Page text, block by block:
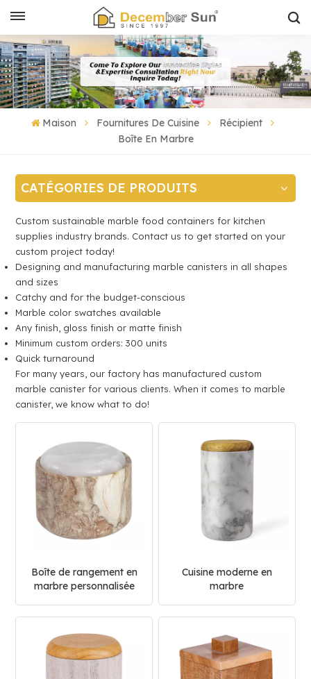
Maison Fournitures De Cuisine
Récipient
Boîte En Marbre
CATÉGORIES DE PRODUITS
Custom sustainable marble food containers for kitchen
supplies industry brands. Contact us to get started on your
custom project today!
Designing and manufacturing marble canisters in all shapes
and sizes
Catchy and for the budget-conscious
Marble color swatches available
Any finish, gloss finish or matte finish
Minimum custom orders: 300 units
Quick turnaround
For many years, our factory has manufactured custom
marble canister for various clients. When it comes to marble
canister, we know what to do!
Boîte de rangement en
marbre personnalisée
Cuisine moderne en
marbre